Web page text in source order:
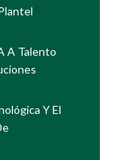
A Talento
Y El